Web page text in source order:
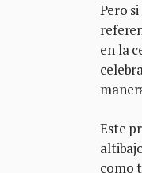
Pero
en la
Este
como